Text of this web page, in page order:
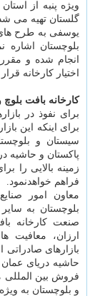
ویژه پنبه از
گلستان تهیه می
یوسفی به طرح های
بلوچستان اشاره
انجام شده و
اختیار کارخانه
کارخانه بافت بلوچ
برای نفوذ در
برای اینکه این
سیستان و
پاکستان و حاشیه
زمینه بالایی را
فراهم خواهدنمود.
معاون امور
بلوچستان به
صنعت کارخانه
ارزان، معافیت
بازارهای
حاشیه دریای
فروش بین المللی
و بلوچستان به